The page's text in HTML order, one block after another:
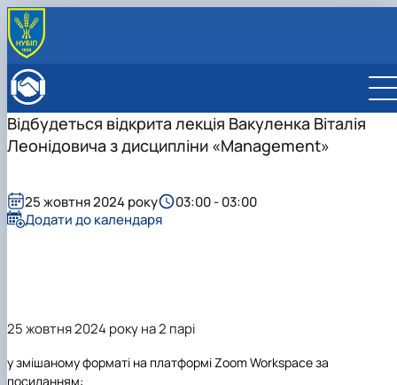
Адміністрація факультету
ОСВІТНЯ ДІЯЛЬНІСТЬ
Бакалаврат
Підготовка аспірантів
Науково-дослідна робота
ВСТУПНИКУ
Магістр
Доктор філософії (PhD)
Міжнародні програми з можливістю отримання
подвійних дипломів (Double Degree Pr…
РАДА РОБОТОДАВЦІВ
Відбудеться відкрита лекція Вакуленка Віталія
Леонідовича з дисципліни «Management»
25 жовтня 2024 року на 2 парі
у змішаному форматі на платформі Zoom Workspace за
посиланням:
25 жовтня 2024 року
03:00 - 03:00
Додати до календаря